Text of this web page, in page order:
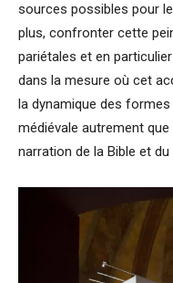
sources possibles pour
plus, confronter cette
pariétales et en
dans la mesure où cet
la dynamique des
médiévale autrement
narration de la Bible et